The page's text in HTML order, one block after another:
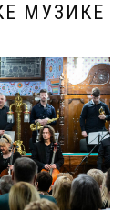
МУЗИКЕ